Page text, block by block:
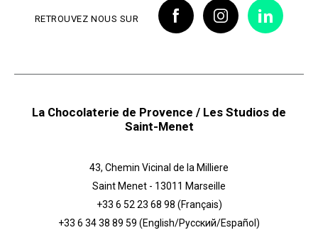
RETROUVEZ NOUS SUR
La Chocolaterie de Provence / Les Studios de
Saint-Menet
43, Chemin Vicinal de la Milliere
Saint Menet - 13011 Marseille
+33 6 52 23 68 98 (Français)
+33 6 34 38 89 59 (English/Русский/Español)